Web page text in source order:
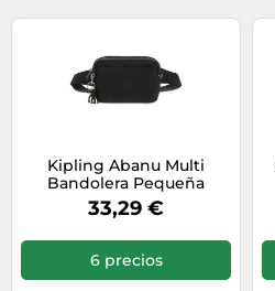
Kipling Abanu Multi
Bandolera Pequeña
Convertible en Riñonera,
Black Noir (Negro)
33,29 €
6 precios